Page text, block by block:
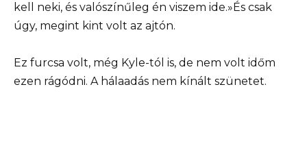
kell neki, és valószínűleg én viszem ide.»És csak
úgy, megint kint volt az ajtón.
Ez furcsa volt, még Kyle-tól is, de nem volt időm
ezen rágódni. A hálaadás nem kínált szünetet.